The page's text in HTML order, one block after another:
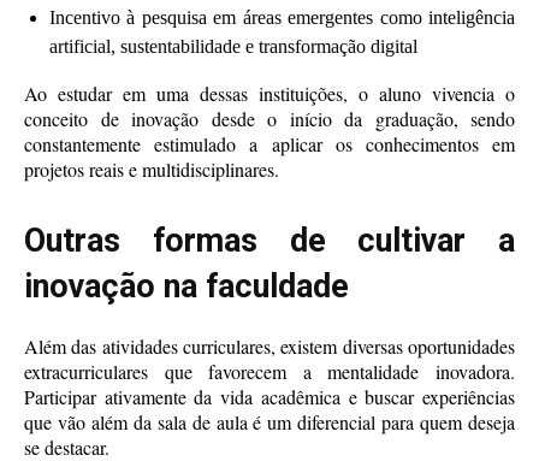
Incentivo à pesquisa em áreas emergentes como inteligência
artificial, sustentabilidade e transformação digital
Ao estudar em uma dessas instituições, o aluno vivencia o
conceito de inovação desde o início da graduação, sendo
constantemente estimulado a aplicar os conhecimentos em
projetos reais e multidisciplinares.
Outras formas de cultivar a
inovação na faculdade
Além das atividades curriculares, existem diversas oportunidades
extracurriculares que favorecem a mentalidade inovadora.
Participar ativamente da vida acadêmica e buscar experiências
que vão além da sala de aula é um diferencial para quem deseja
se destacar.